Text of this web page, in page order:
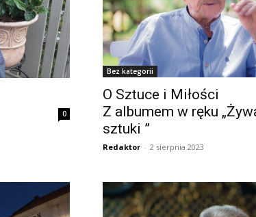
0
Bez kategorii
O Sztuce i Miłości
Z albumem w ręku
sztuki ”
Redaktor - 2 sierpnia 2023